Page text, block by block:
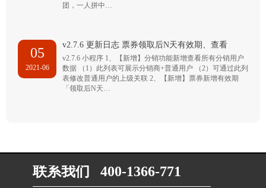
团，一人拼中…
05
2021-06
v2.7.6 更新日志 票券领取后N天有效期、查看
v2.7.6 小程序 1、【新增】分销功能新增查看所有分销用户
数据 （1）此列表可展示分销商+普通用户 （2）可通过此列
表修改普通用户的上级关联 2、【新增】票券新增有效期
「领取后N天…
联系我们 400-1366-771